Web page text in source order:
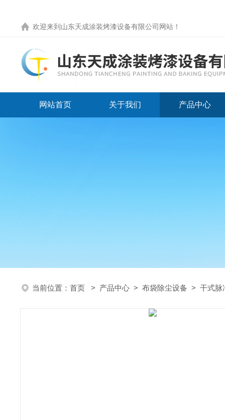
欢迎来到 山东天成涂装烤漆设备有限公司网站 ！
网站首页 关于我们 产品中心
当前位置： 首页 > 产品中心 > 布袋除尘设备 > 干式脉